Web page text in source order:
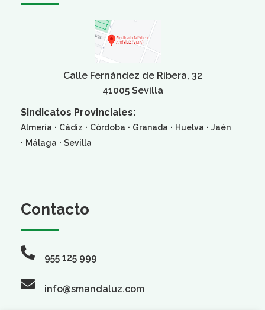
Calle Fernández de Ribera, 32
41005 Sevilla
Sindicatos Provinciales:
Almería · Cádiz · Córdoba · Granada · Huelva · Jaén
· Málaga · Sevilla
Contacto
955 125 999
info@smandaluz.com